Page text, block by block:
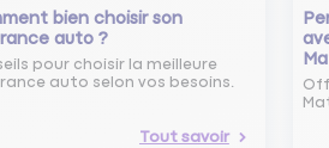
bien choisir son
auto ?
pour choisir la meilleure
auto selon vos besoins.
Tout savoir